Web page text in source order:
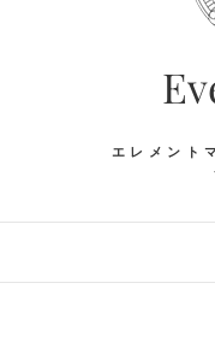
エレメント